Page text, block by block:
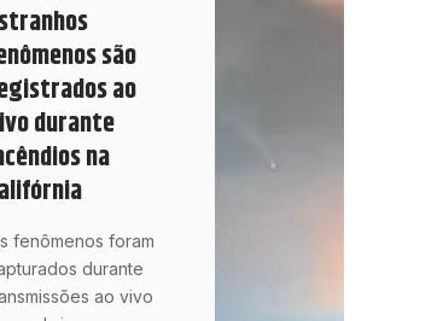
são
ao
durante
na
fenômenos foram
durante
ao vivo